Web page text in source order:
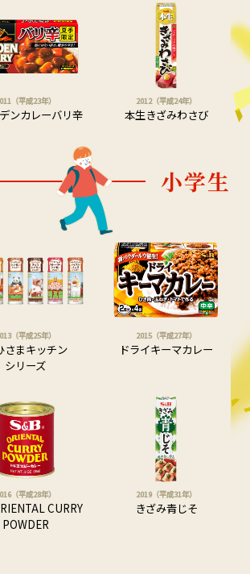
（平成23年）
ンカレーバリ辛
2012（平成24年）
本生きざみわさび
小学生
（平成25年）
さまキッチン
シリーズ
2015（平成27年）
ドライキーマカレー
（平成28年）
CURRY
POWDER
2019（平成31年）
きざみ青じそ